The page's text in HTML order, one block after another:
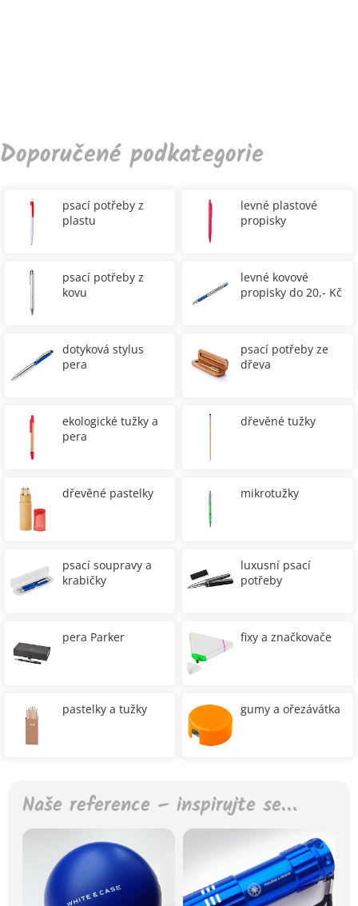
Doporučené podkategorie
psací potřeby z
plastu
levné plastové
propisky
psací potřeby z
kovu
levné kovové
propisky do 20,- Kč
dotyková stylus
pera
psací potřeby ze
dřeva
ekologické tužky a
pera
dřevěné tužky
dřevěné pastelky mikrotužky
psací soupravy a
krabičky
luxusní psací
potřeby
pera Parker fixy a značkovače
pastelky a tužky gumy a ořezávátka
Naše reference – inspirujte se…